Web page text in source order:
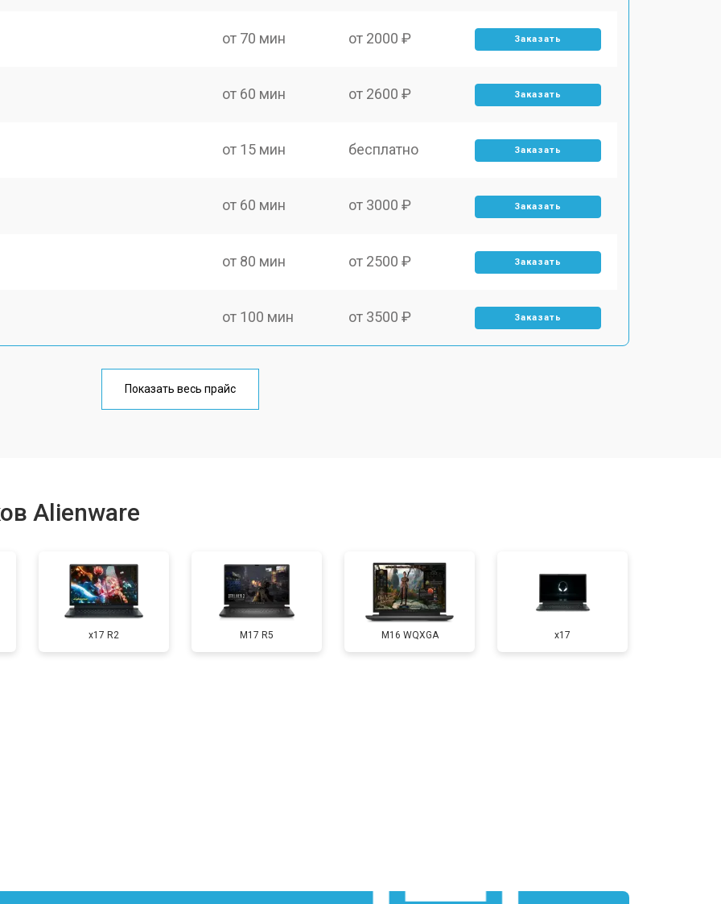
от 70 мин от 2000 ₽ Заказать
от 60 мин от 2600 ₽ Заказать
от 15 мин бесплатно Заказать
от 60 мин от 3000 ₽ Заказать
от 80 мин от 2500 ₽ Заказать
от 100 мин от 3500 ₽ Заказать
от 60 мин
от 60 мин от 3300 ₽ Заказать
от 110 мин от 3800 ₽ Заказать
Показать весь прайс
Alienware
x17 R2 M17 R5 M16 WQXGA x17